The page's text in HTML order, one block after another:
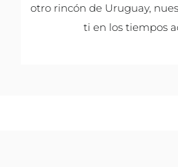
otro rincón de Uruguay,
ti en los tiempos